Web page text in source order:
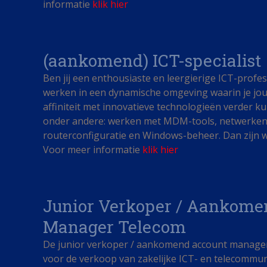
informatie klik hier
(aankomend) ICT-specialist
Ben jij een enthousiaste en leergierige ICT-
werken in een dynamische omgeving waarin je
affiniteit met innovatieve technologieën verder
onder andere: werken met MDM-tools,
routerconfiguratie en Windows-beheer. Dan zijn
Voor meer informatie klik hier
Junior Verkoper /
Manager Telecom
De junior verkoper / aankomend account
voor de verkoop van zakelijke ICT- en